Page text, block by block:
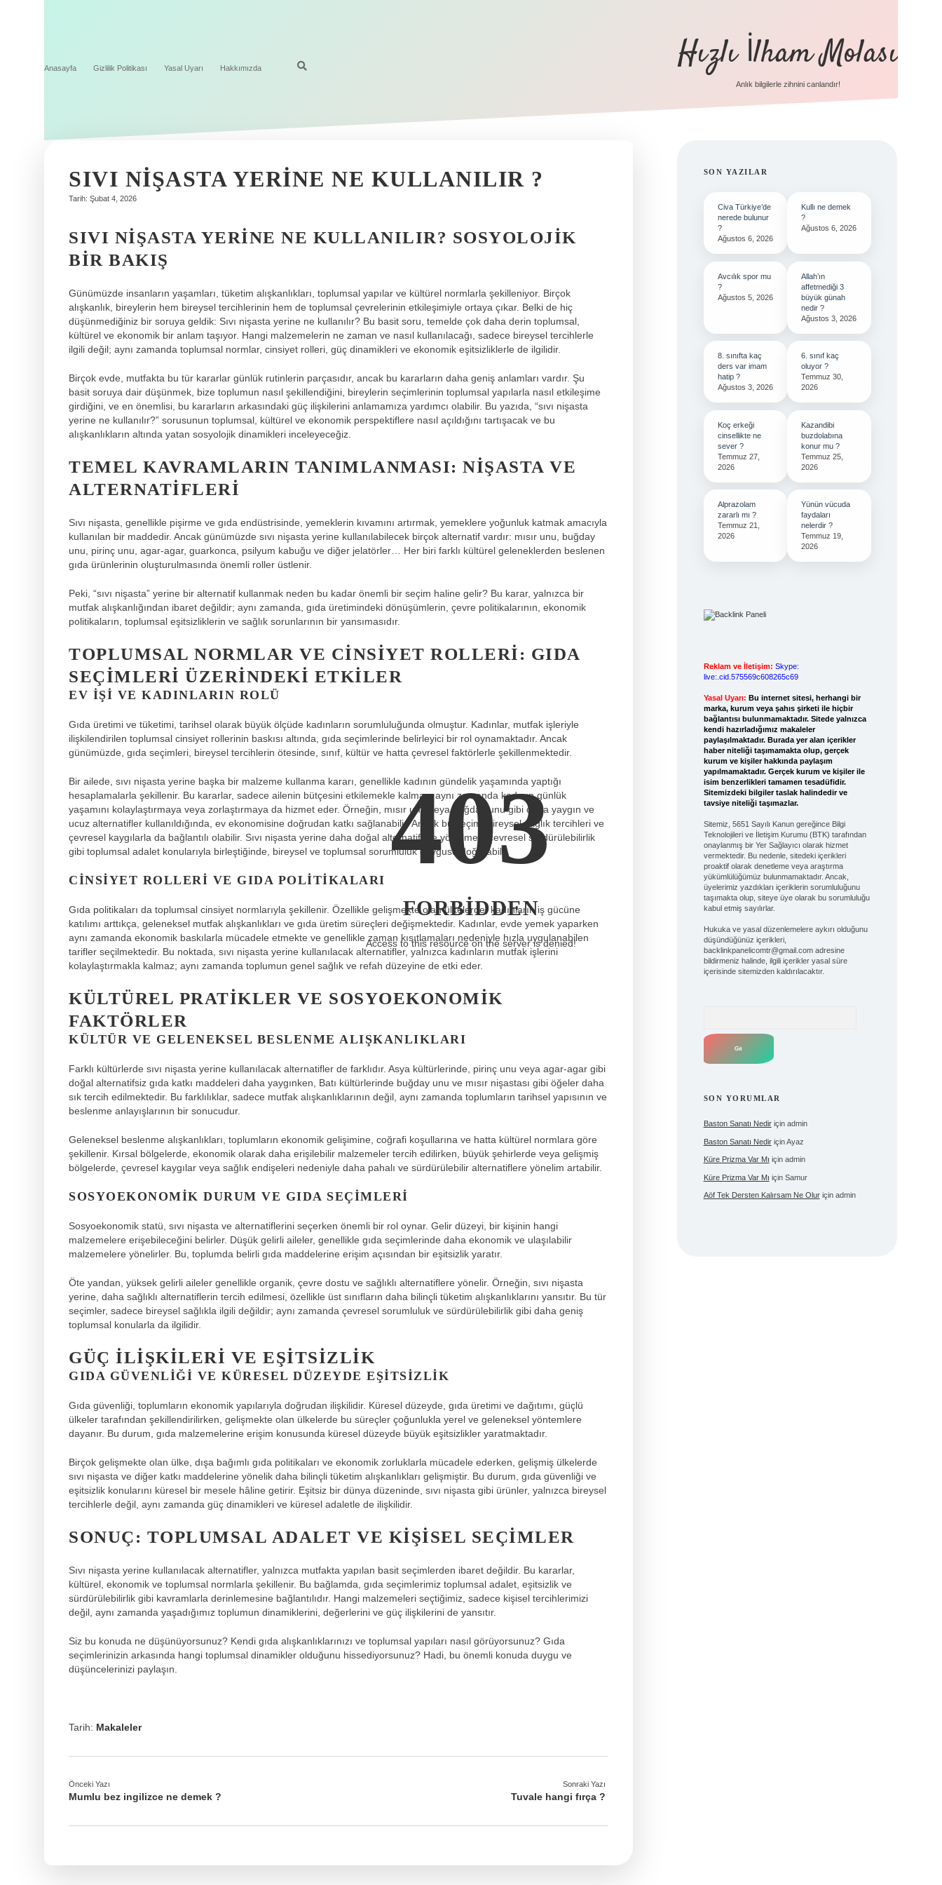
Anasayfa Gizlilik Politikası Yasal Uyarı Hakkımızda Hızlı İlham Molası
Anlık bilgilerle zihnini canlandır!
SIVI NIŞASTA YERINE NE KULLANILIR ?
Tarih: Şubat 4, 2026
SIVI NIŞASTA YERINE NE KULLANILIR? SOSYOLOJIK
BIR BAKIŞ
Günümüzde insanların yaşamları, tüketim alışkanlıkları, toplumsal yapılar ve kültürel normlarla şekilleniyor. Birçok
alışkanlık, bireylerin hem bireysel tercihlerinin hem de toplumsal çevrelerinin etkileşimiyle ortaya çıkar. Belki de hiç
düşünmediğiniz bir soruya geldik: Sıvı nişasta yerine ne kullanılır? Bu basit soru, temelde çok daha derin toplumsal,
kültürel ve ekonomik bir anlam taşıyor. Hangi malzemelerin ne zaman ve nasıl kullanılacağı, sadece bireysel tercihlerle
ilgili değil; aynı zamanda toplumsal normlar, cinsiyet rolleri, güç dinamikleri ve ekonomik eşitsizliklerle de ilgilidir.
Birçok evde, mutfakta bu tür kararlar günlük rutinlerin parçasıdır, ancak bu kararların daha geniş anlamları vardır. Şu
basit soruya dair düşünmek, bize toplumun nasıl şekillendiğini, bireylerin seçimlerinin toplumsal yapılarla nasıl etkileşime
girdiğini, ve en önemlisi, bu kararların arkasındaki güç ilişkilerini anlamamıza yardımcı olabilir. Bu yazıda, “sıvı nişasta
yerine ne kullanılır?” sorusunun toplumsal, kültürel ve ekonomik perspektiflere nasıl açıldığını tartışacak ve bu
alışkanlıkların altında yatan sosyolojik dinamikleri inceleyeceğiz.
TEMEL KAVRAMLARIN TANIMLANMASI: NIŞASTA VE
ALTERNATIFLERI
Sıvı nişasta, genellikle pişirme ve gıda endüstrisinde, yemeklerin kıvamını artırmak, yemeklere yoğunluk katmak amacıyla
kullanılan bir maddedir. Ancak günümüzde sıvı nişasta yerine kullanılabilecek birçok alternatif vardır: mısır unu, buğday
unu, pirinç unu, agar-agar, guarkonca, psilyum kabuğu ve diğer jelatörler… Her biri farklı kültürel geleneklerden beslenen
gıda ürünlerinin oluşturulmasında önemli roller üstlenir.
Peki, “sıvı nişasta” yerine bir alternatif kullanmak neden bu kadar önemli bir seçim haline gelir? Bu karar, yalnızca bir
mutfak alışkanlığından ibaret değildir; aynı zamanda, gıda üretimindeki dönüşümlerin, çevre politikalarının, ekonomik
politikaların, toplumsal eşitsizliklerin ve sağlık sorunlarının bir yansımasıdır.
TOPLUMSAL NORMLAR VE CINSIYET ROLLERI: GIDA
SEÇIMLERI ÜZERINDEKI ETKILER
EV İŞI VE KADINLARIN ROLÜ
Gıda üretimi ve tüketimi, tarihsel olarak büyük ölçüde kadınların sorumluluğunda olmuştur. Kadınlar, mutfak işleriyle
ilişkilendirilen toplumsal cinsiyet rollerinin baskısı altında, gıda seçimlerinde belirleyici bir rol oynamaktadır. Ancak
günümüzde, gıda seçimleri, bireysel tercihlerin ötesinde, sınıf, kültür ve hatta çevresel faktörlerle şekillenmektedir.
Bir ailede, sıvı nişasta yerine başka bir malzeme kullanma kararı, genellikle kadının gündelik yaşamında yaptığı
hesaplamalarla şekillenir. Bu kararlar, sadece ailenin bütçesini etkilemekle kalmaz, aynı zamanda kadının günlük
yaşamını kolaylaştırmaya veya zorlaştırmaya da hizmet eder. Örneğin, mısır unu veya buğday unu gibi daha yaygın ve
ucuz alternatifler kullanıldığında, ev ekonomisine doğrudan katkı sağlanabilir. Ancak bu seçim, bireysel sağlık tercihleri ve
çevresel kaygılarla da bağlantılı olabilir. Sıvı nişasta yerine daha doğal alternatiflere yönelmek, çevresel sürdürülebilirlik
gibi toplumsal adalet konularıyla birleştiğinde, bireysel ve toplumsal sorumluluk duygusu doğurabilir.
CINSIYET ROLLERI VE GIDA POLITIKALARI
Gıda politikaları da toplumsal cinsiyet normlarıyla şekillenir. Özellikle gelişmekte olan ülkelerde, kadınların iş gücüne
katılımı arttıkça, geleneksel mutfak alışkanlıkları ve gıda üretim süreçleri değişmektedir. Kadınlar, evde yemek yaparken
aynı zamanda ekonomik baskılarla mücadele etmekte ve genellikle zaman kısıtlamaları nedeniyle hızla uygulanabilen
tarifler seçilmektedir. Bu noktada, sıvı nişasta yerine kullanılacak alternatifler, yalnızca kadınların mutfak işlerini
kolaylaştırmakla kalmaz; aynı zamanda toplumun genel sağlık ve refah düzeyine de etki eder.
KÜLTÜREL PRATIKLER VE SOSYOEKONOMIK
FAKTÖRLER
KÜLTÜR VE GELENEKSEL BESLENME ALIŞKANLIKLARI
Farklı kültürlerde sıvı nişasta yerine kullanılacak alternatifler de farklıdır. Asya kültürlerinde, pirinç unu veya agar-agar gibi
doğal alternatifsiz gıda katkı maddeleri daha yaygınken, Batı kültürlerinde buğday unu ve mısır nişastası gibi öğeler daha
sık tercih edilmektedir. Bu farklılıklar, sadece mutfak alışkanlıklarının değil, aynı zamanda toplumların tarihsel yapısının ve
beslenme anlayışlarının bir sonucudur.
Geleneksel beslenme alışkanlıkları, toplumların ekonomik gelişimine, coğrafi koşullarına ve hatta kültürel normlara göre
şekillenir. Kırsal bölgelerde, ekonomik olarak daha erişilebilir malzemeler tercih edilirken, büyük şehirlerde veya gelişmiş
bölgelerde, çevresel kaygılar veya sağlık endişeleri nedeniyle daha pahalı ve sürdürülebilir alternatiflere yönelim artabilir.
SOSYOEKONOMIK DURUM VE GIDA SEÇIMLERI
Sosyoekonomik statü, sıvı nişasta ve alternatiflerini seçerken önemli bir rol oynar. Gelir düzeyi, bir kişinin hangi
malzemelere erişebileceğini belirler. Düşük gelirli aileler, genellikle gıda seçimlerinde daha ekonomik ve ulaşılabilir
malzemelere yönelirler. Bu, toplumda belirli gıda maddelerine erişim açısından bir eşitsizlik yaratır.
Öte yandan, yüksek gelirli aileler genellikle organik, çevre dostu ve sağlıklı alternatiflere yönelir. Örneğin, sıvı nişasta
yerine, daha sağlıklı alternatiflerin tercih edilmesi, özellikle üst sınıfların daha bilinçli tüketim alışkanlıklarını yansıtır. Bu tür
seçimler, sadece bireysel sağlıkla ilgili değildir; aynı zamanda çevresel sorumluluk ve sürdürülebilirlik gibi daha geniş
toplumsal konularla da ilgilidir.
GÜÇ İLIŞKILERI VE EŞITSIZLIK
GIDA GÜVENLIĞI VE KÜRESEL DÜZEYDE EŞITSIZLIK
Gıda güvenliği, toplumların ekonomik yapılarıyla doğrudan ilişkilidir. Küresel düzeyde, gıda üretimi ve dağıtımı, güçlü
ülkeler tarafından şekillendirilirken, gelişmekte olan ülkelerde bu süreçler çoğunlukla yerel ve geleneksel yöntemlere
dayanır. Bu durum, gıda malzemelerine erişim konusunda küresel düzeyde büyük eşitsizlikler yaratmaktadır.
Birçok gelişmekte olan ülke, dışa bağımlı gıda politikaları ve ekonomik zorluklarla mücadele ederken, gelişmiş ülkelerde
sıvı nişasta ve diğer katkı maddelerine yönelik daha bilinçli tüketim alışkanlıkları gelişmiştir. Bu durum, gıda güvenliği ve
eşitsizlik konularını küresel bir mesele hâline getirir. Eşitsiz bir dünya düzeninde, sıvı nişasta gibi ürünler, yalnızca bireysel
tercihlerle değil, aynı zamanda güç dinamikleri ve küresel adaletle de ilişkilidir.
SONUÇ: TOPLUMSAL ADALET VE KIŞISEL SEÇIMLER
Sıvı nişasta yerine kullanılacak alternatifler, yalnızca mutfakta yapılan basit seçimlerden ibaret değildir. Bu kararlar,
kültürel, ekonomik ve toplumsal normlarla şekillenir. Bu bağlamda, gıda seçimlerimiz toplumsal adalet, eşitsizlik ve
sürdürülebilirlik gibi kavramlarla derinlemesine bağlantılıdır. Hangi malzemeleri seçtiğimiz, sadece kişisel tercihlerimizi
değil, aynı zamanda yaşadığımız toplumun dinamiklerini, değerlerini ve güç ilişkilerini de yansıtır.
Siz bu konuda ne düşünüyorsunuz? Kendi gıda alışkanlıklarınızı ve toplumsal yapıları nasıl görüyorsunuz? Gıda
seçimlerinizin arkasında hangi toplumsal dinamikler olduğunu hissediyorsunuz? Hadi, bu önemli konuda duygu ve
düşüncelerinizi paylaşın.
Tarih: Makaleler
Önceki Yazı
Mumlu bez ingilizce ne demek ?
Sonraki Yazı
Tuvale hangi fırça ?
SIDEBAR
SON YAZILAR
Civa Türkiye’de
nerede bulunur
?
Ağustos 6, 2026
Kullı ne demek
?
Ağustos 6, 2026
Avcılık spor mu
?
Ağustos 5, 2026
Allah’ın
affetmediği 3
büyük günah
nedir ?
Ağustos 3, 2026
8. sınıfta kaç
ders var imam
hatip ?
Ağustos 3, 2026
6. sınıf kaç
oluyor ?
Temmuz 30,
2026
Koç erkeği
cinsellikte ne
sever ?
Temmuz 27,
2026
Kazandibi
buzdolabına
konur mu ?
Temmuz 25,
2026
Alprazolam
zararlı mı ?
Temmuz 21,
2026
Yünün vücuda
faydaları
nelerdir ?
Temmuz 19,
2026
Reklam ve İletişim: Skype:
live:.cid.575569c608265c69
Yasal Uyarı: Bu internet sitesi, herhangi bir
marka, kurum veya şahıs şirketi ile hiçbir
bağlantısı bulunmamaktadır. Sitede yalnızca
kendi hazırladığımız makaleler
paylaşılmaktadır. Burada yer alan içerikler
haber niteliği taşımamakta olup, gerçek
kurum ve kişiler hakkında paylaşım
yapılmamaktadır. Gerçek kurum ve kişiler ile
isim benzerlikleri tamamen tesadüfidir.
Sitemizdeki bilgiler taslak halindedir ve
tavsiye niteliği taşımazlar.
Sitemiz, 5651 Sayılı Kanun gereğince Bilgi
Teknolojileri ve İletişim Kurumu (BTK) tarafından
onaylanmış bir Yer Sağlayıcı olarak hizmet
vermektedir. Bu nedenle, sitedeki içerikleri
proaktif olarak denetleme veya araştırma
yükümlülüğümüz bulunmamaktadır. Ancak,
üyelerimiz yazdıkları içeriklerin sorumluluğunu
taşımakta olup, siteye üye olarak bu sorumluluğu
kabul etmiş sayılırlar.
Hukuka ve yasal düzenlemelere aykırı olduğunu
düşündüğünüz içerikleri,
backlinkpanelicomtr@gmail.comadresine
bildirmeniz halinde, ilgili içerikler yasal süre
içerisinde sitemizden kaldırılacaktır.
SON YORUMLAR
Baston Sanatı Nediriçin admin
Baston Sanatı NediriçinAyaz
Küre Prizma Var Mı için admin
Küre Prizma Var Mı için Samur
Aöf Tek Dersten Kalırsam Ne Oluriçin admin
403
FORBIDDEN
Access to this resource on the server is denied!